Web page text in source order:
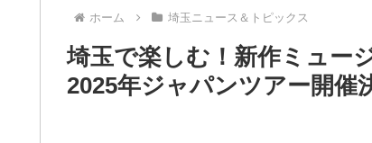
ホーム 埼玉ニュース＆トピックス
埼玉で楽しむ！新作ミュー
2025年ジャパンツアー開催